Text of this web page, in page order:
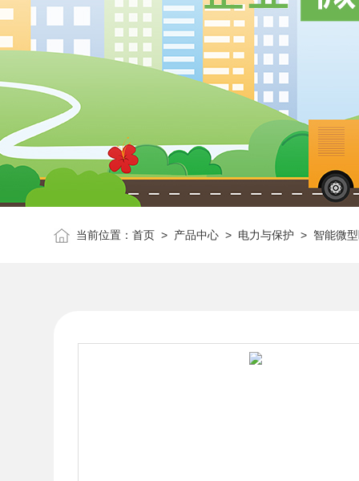
当前位置：首页 > 产品中心 > 电力与保护 > 智能微